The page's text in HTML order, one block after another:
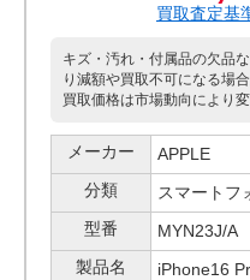
買取査定基
キズ・汚れ・付属品の欠品
り減額や買取不可になる場
買取価格は市場動向により変
メーカー
APPLE
分類
スマートフ
型番
MYN23J/A
製品名
iPhone16